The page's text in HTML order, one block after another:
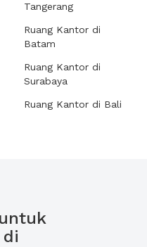
Tangerang
Ruang Kantor di
Batam
Ruang Kantor di
Surabaya
Ruang Kantor di Bali